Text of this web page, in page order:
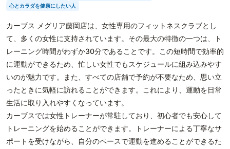
心とカラダを健康にしたい人
カーブス メグリア藤岡店は、女性専用のフィットネスクラブとし
て、多くの女性に支持されています。その最大の特徴の一つは、ト
レーニング時間がわずか30分であることです。この短時間で効率的
に運動ができるため、忙しい女性でもスケジュールに組み込みやす
いのが魅力です。また、すべての店舗で予約が不要なため、思い立
ったときに気軽に訪れることができます。これにより、運動を日常
生活に取り入れやすくなっています。
カーブスでは女性トレーナーが常駐しており、初心者でも安心して
トレーニングを始めることができます。トレーナーによる丁寧なサ
ポートを受けながら、自分のペースで運動を進めることができるた